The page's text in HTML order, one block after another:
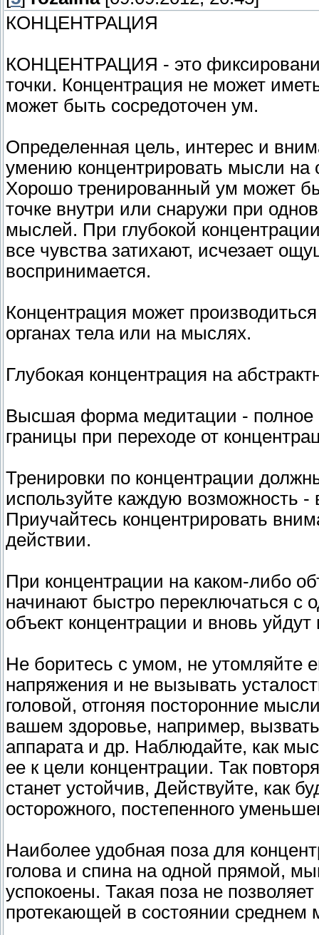
КОНЦЕНТРАЦИЯ
КОНЦЕНТРАЦИЯ - это
точки. Концентрация не может
может быть сосредоточен ум.
Определенная цель, интерес и
умению концентрировать мысли на
Хорошо тренированный ум может
точке внутри или снаружи при
мыслей. При глубокой
все чувства затихают, исчезает
воспринимается.
Концентрация может
органах тела или на мыслях.
Глубокая концентрация на
Высшая форма медитации - полное
границы при переходе от
Тренировки по концентрации
используйте каждую возможность -
Приучайтесь концентрировать
действии.
При концентрации на каком-либо
начинают быстро переключаться с
объект концентрации и вновь уйдут
Не боритесь с умом, не утомляйте
напряжения и не вызывать
головой, отгоняя посторонние
вашем здоровье, например,
аппарата и др. Наблюдайте, как
ее к цели концентрации. Так
станет устойчив, Действуйте, как
осторожного, постепенного
Наиболее удобная поза для
голова и спина на одной прямой,
успокоены. Такая поза не
протекающей в состоянии